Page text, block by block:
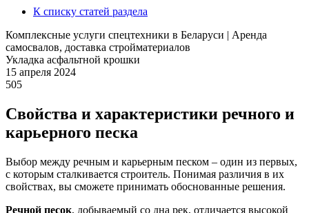
К списку статей раздела
Комплексные услуги спецтехники в Беларуси | Аренда
самосвалов, доставка стройматериалов
Укладка асфальтной крошки
15 апреля 2024
505
Свойства и характеристики речного и
карьерного песка
Выбор между речным и карьерным песком – один из первых,
с которым сталкивается строитель. Понимая различия в их
свойствах, вы сможете принимать обоснованные решения.
Речной песок, добываемый со дна рек, отличается высокой